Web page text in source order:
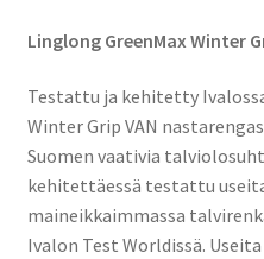
Linglong GreenMax Winter
Testattu ja kehitetty
Winter Grip VAN
Suomen vaativia
kehitettäessä testattu
maineikkaimmassa
Ivalon Test Worldissä.